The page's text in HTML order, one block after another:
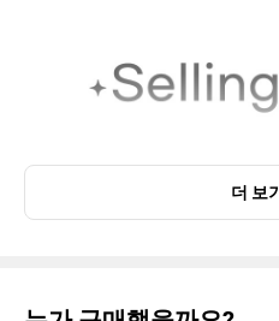
더 보기